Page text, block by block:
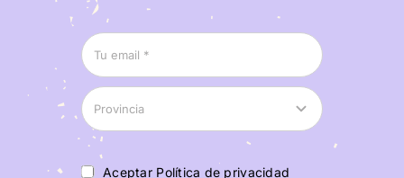
Aceptar Política de privacidad